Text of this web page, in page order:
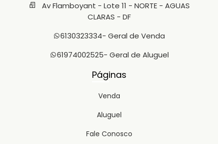
Av Flamboyant - Lote 11 - NORTE - AGUAS
CLARAS - DF
6130323334- Geral de Venda
61974002525- Geral de Aluguel
Páginas
Venda
Aluguel
Fale Conosco